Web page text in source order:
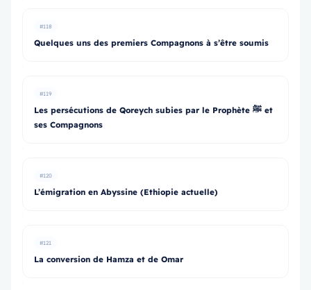
#118
Quelques uns des premiers Compagnons à s’être soumis
#119
Les persécutions de Qoreych subies par le Prophète ﷺ et
ses Compagnons
#120
L’émigration en Abyssine (Ethiopie actuelle)
#121
La conversion de Hamza et de Omar